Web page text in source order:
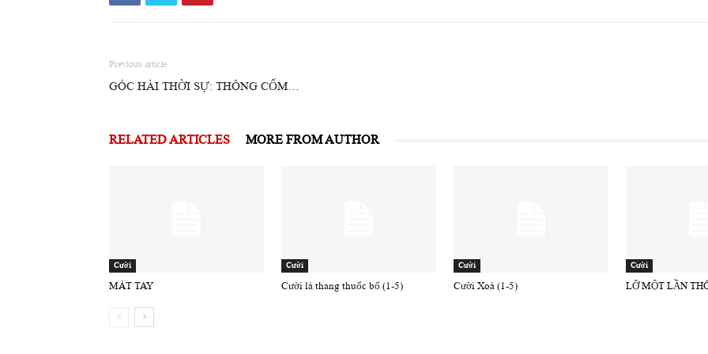
Previous article
GÓC HÀI THỜI SỰ: THÔNG CỔM…
RELATED ARTICLES MORE FROM AUTHOR
Cười
MÁT TAY
Cười
Cười là thang thuốc bổ (1-5)
Cười
Cười Xoà (1-5)
Cười
LỠ MỘT LẦN